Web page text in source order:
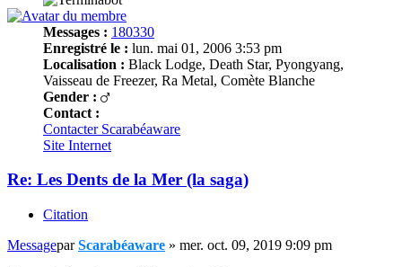
Messages : 180330
Enregistré le : lun. mai 01, 2006 3:53 pm
Localisation : Black Lodge, Death Star, Pyongyang,
Vaisseau de Freezer, Ra Metal, Comète Blanche
Gender :
Contact :
Contacter Scarabéaware
Site Internet
Re: Les Dents de la Mer (la saga)
Citation
MessageparScarabéaware » mer. oct. 09, 2019 9:09 pm